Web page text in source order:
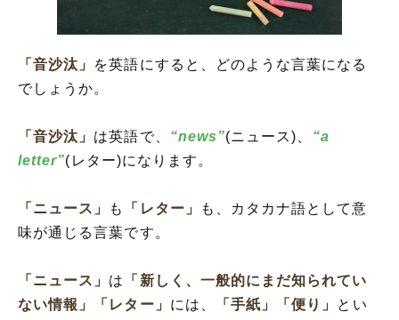
「音沙汰」 を英語にすると、どのような言葉になる
でしょうか。
「音沙汰」 は英語で、 “news”(ニュース)、 “a
letter”(レター)になります。
「ニュース」 も 「レター」
も、カタカナ語として意
味が通じる言葉です。
「ニュース」 は
「新しく、一般的にまだ知られてい
ない情報」
「レター」 には、 「手紙」 「便り」 とい